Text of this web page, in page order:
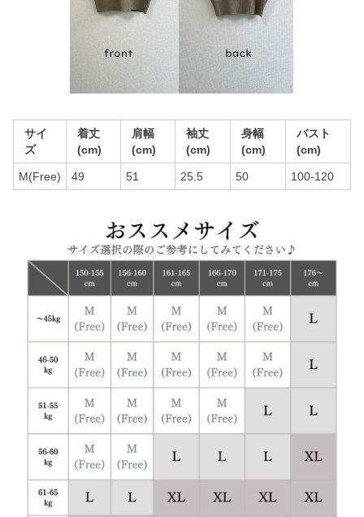
サイ
ズ
着丈
(cm)
肩幅
(cm)
袖丈
(cm)
身幅
(cm)
バスト
(cm)
M(Free) 49 51 25.5 50 100-120